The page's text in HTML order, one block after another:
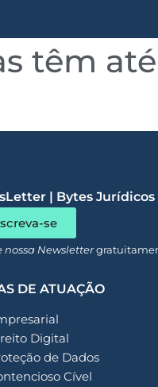
têm
| Bytes Jurídicos
se
nossa Newsletter
DE ATUAÇÃO
Digital
de Dados
Cível